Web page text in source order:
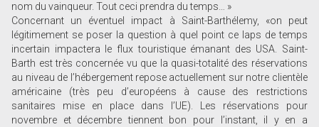
nom du vainqueur. Tout ceci prendra du temps… »
Concernant un éventuel impact à Saint-Barthélemy, «on peut
légitimement se poser la question à quel point ce laps de temps
incertain impactera le flux touristique émanant des USA. Saint-
Barth est très concernée vu que la quasi-totalité des réservations
au niveau de l’hébergement repose actuellement sur notre clientèle
américaine (très peu d’européens à cause des restrictions
sanitaires mise en place dans l’UE). Les réservations pour
novembre et décembre tiennent bon pour l’instant, il y en a